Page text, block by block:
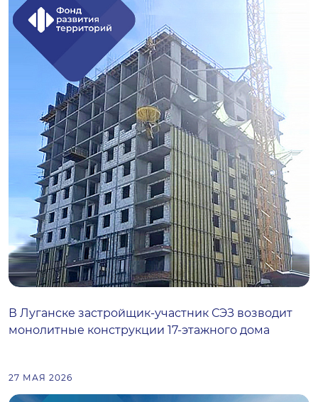
В Луганске застройщик-участник СЭЗ возводит
монолитные конструкции 17-этажного дома
27 МАЯ 2026